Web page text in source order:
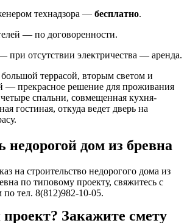
технадзора — бесплатно.
— по договоренности.
при отсутствии электричества — аренда.
террасой, вторым светом и
— прекрасное решение для проживания
спальни, совмещенная кухня-
гостиная, откуда ведет дверь на
недорогой дом из бревна
на строительство недорогого дома из
по типовому проекту, свяжитесь с
тел. 8(812)982-10-05.
Закажите смету